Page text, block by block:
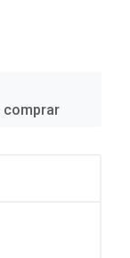
comprar